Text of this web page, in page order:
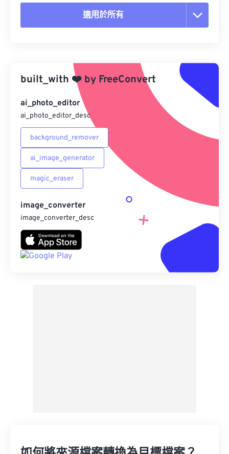
適用於所有
另存為預設
built_with ❤️ by FreeConvert
ai_photo_editor
ai_photo_editor_desc
background_remover
ai_image_generator
magic_eraser
image_converter
image_converter_desc